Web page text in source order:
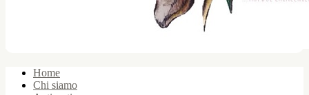
Home
Chi siamo